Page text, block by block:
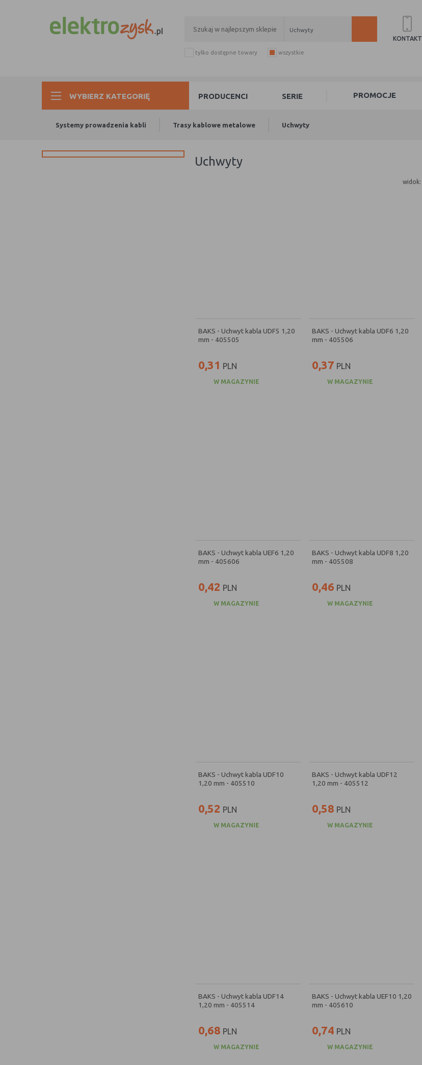
Uchwyty
tylko dostępne towary wszystkie
KONTAKT
WYBIERZ KATEGORIĘ PRODUCENCI SERIE PROMOCJE
Systemy prowadzenia kabli Trasy kablowe metalowe Uchwyty
uchwyty
widok:
BAKS - Uchwyt kabla UDF5 1,20
mm - 405505
0,31 PLN
W MAGAZYNIE
BAKS - Uchwyt kabla UDF6 1,20
mm - 405506
0,37 PLN
W MAGAZYNIE
BAKS - Uchwyt kabla UEF6 1,20
mm - 405606
0,42 PLN
W MAGAZYNIE
BAKS - Uchwyt kabla UDF8 1,20
mm - 405508
0,46 PLN
W MAGAZYNIE
BAKS - Uchwyt kabla UDF10
1,20 mm - 405510
0,52 PLN
W MAGAZYNIE
BAKS - Uchwyt kabla UDF12
1,20 mm - 405512
0,58 PLN
W MAGAZYNIE
BAKS - Uchwyt kabla UDF14
1,20 mm - 405514
0,68 PLN
W MAGAZYNIE
BAKS - Uchwyt kabla UEF10 1,20
mm - 405610
0,74 PLN
W MAGAZYNIE